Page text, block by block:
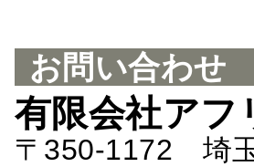
お問い合わせ
有限会社アフ
〒350-1172 埼